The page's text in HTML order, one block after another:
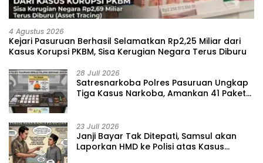
4 Agustus 2026
Kejari Pasuruan Berhasil Selamatkan Rp2,25 Miliar dari
Kasus Korupsi PKBM, Sisa Kerugian Negara Terus Diburu
28 Juli 2026
‎Satresnarkoba Polres Pasuruan Ungkap
Tiga Kasus Narkoba, Amankan 41 Paket
23 Juli 2026
‎Janji Bayar Tak Ditepati, Samsul akan
Laporkan HMD ke Polisi atas Kasus